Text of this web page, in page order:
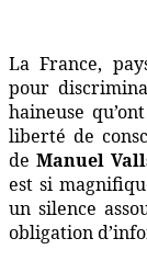
La France,
pour
haineuse
liberté de
de Manuel
est si
un silence
obligation